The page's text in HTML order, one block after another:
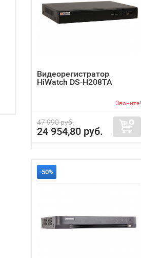
Видеорегистратор
HiWatch DS-H208TA
Звоните!
47 990 руб.
24 954,80 руб.
-50%